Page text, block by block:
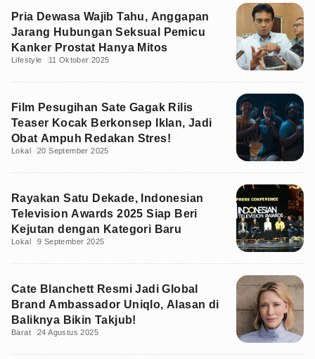
Pria Dewasa Wajib Tahu, Anggapan
Jarang Hubungan Seksual Pemicu
Kanker Prostat Hanya Mitos
Lifestyle 11 Oktober 2025
Film Pesugihan Sate Gagak Rilis
Teaser Kocak Berkonsep Iklan, Jadi
Obat Ampuh Redakan Stres!
Lokal 20 September 2025
Rayakan Satu Dekade, Indonesian
Television Awards 2025 Siap Beri
Kejutan dengan Kategori Baru
Lokal 9 September 2025
Cate Blanchett Resmi Jadi Global
Brand Ambassador Uniqlo, Alasan di
Baliknya Bikin Takjub!
Barat 24 Agustus 2025